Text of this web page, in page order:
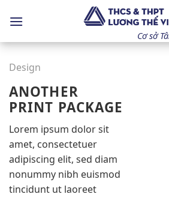
qua
Cơ sở
Design
ANOTHER
PRINT PACKAGE
Lorem ipsum dolor sit
amet, consectetuer
adipiscing elit, sed diam
nonummy nibh euismod
tincidunt ut laoreet